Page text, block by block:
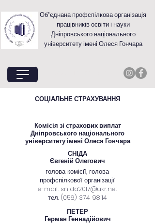
Об'єднана профспілкова організація
працівників освіти і науки
Дніпровського національного
університету імені Олеся Гончара
СОЦІАЛЬНЕ СТРАХУВАННЯ
Комісія зі страхових виплат
Дніпровського національного
університету імені Олеся Гончара
СНІДА
Євгеній Олегович
голова комісії, голова
профспілкової організації
e-mail: snida2017@ukr.net
тел. (056) 374 98 14
ПЕТЕР
Герман Геннадійович